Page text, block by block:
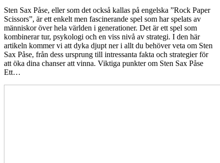
Sten Sax Påse, eller som det också kallas på engelska ”Rock Paper
Scissors”, är ett enkelt men fascinerande spel som har spelats av
människor över hela världen i generationer. Det är ett spel som
kombinerar tur, psykologi och en viss nivå av strategi. I den här
artikeln kommer vi att dyka djupt ner i allt du behöver veta om Sten
Sax Påse, från dess ursprung till intressanta fakta och strategier för
att öka dina chanser att vinna. Viktiga punkter om Sten Sax Påse
Ett…